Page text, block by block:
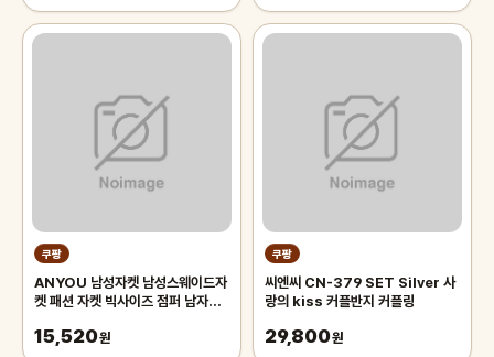
쿠팡
ANYOU 남성자켓 남성스웨이드자
켓 패션 자켓 빅사이즈 점퍼 남자자
15,520원
쿠팡
씨엔씨 CN-379 SET Silver 사
랑의 kiss 커플반지 커플링
29,800원